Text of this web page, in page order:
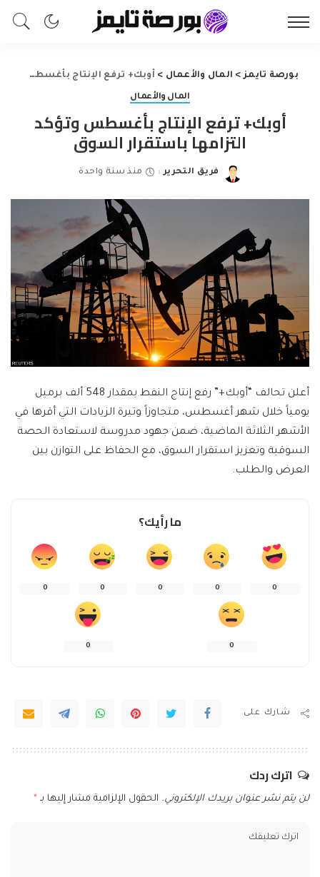
بورصة تايمز> المال والأعمال > أوبك+ ترفع الإنتاج بأغسطس وتؤكد التزامها باستقرار السوق
المال والأعمال
أوبك+ ترفع الإنتاج بأغسطس وتؤكد
التزامها باستقرار السوق
Posted
فريق التحرير منذ سنة واحدة
أعلن تحالف “أوبك+” رفع إنتاج النفط بمقدار 548 ألف برميل
يومياً خلال شهر أغسطس، متجاوزاً وتيرة الزيادات التي أقرها في
الأشهر الثلاثة الماضية، ضمن جهود مدروسة لاستعادة الحصة
السوقية وتعزيز استقرار السوق، مع الحفاظ على التوازن بين
العرض والطلب.
ما رأيك؟
0
0
0
0
0
0
0
شارك على
اترك ردك
لن يتم نشر عنوان بريدك الإلكتروني. الحقول الإلزامية مشار إليها بـ *